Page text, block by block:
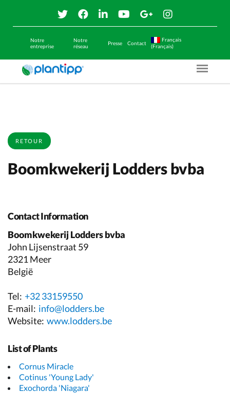
Notre
entreprise
Notre
réseau
Presse Contact
Français
(Français)
Menu
RETOUR
Boomkwekerij Lodders bvba
Contact Information
Boomkwekerij Lodders bvba
John Lijsenstraat 59
2321 Meer
België
Tel: +32 33159550
E-mail: info@lodders.be
Website: www.lodders.be
List of Plants
Cornus Miracle
Cotinus 'Young Lady'
Exochorda 'Niagara'